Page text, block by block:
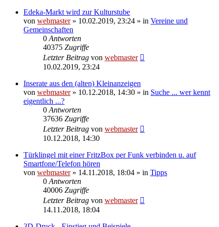
Edeka-Markt wird zur Kulturstube
von webmaster» 10.02.2019, 23:24 » in Vereine und
Gemeinschaften
0 Antworten
40375 Zugriffe
Letzter Beitrag von webmaster
10.02.2019, 23:24
Inserate aus den (alten) Kleinanzeigen
von webmaster» 10.12.2018, 14:30 » in Suche ... wer kennt
eigentlich ...?
0 Antworten
37636 Zugriffe
Letzter Beitrag von webmaster
10.12.2018, 14:30
Türklingel mit einer FritzBox per Funk verbinden u. auf
Smartfone/Telefon hören
von webmaster» 14.11.2018, 18:04 » in Tipps
0 Antworten
40006 Zugriffe
Letzter Beitrag von webmaster
14.11.2018, 18:04